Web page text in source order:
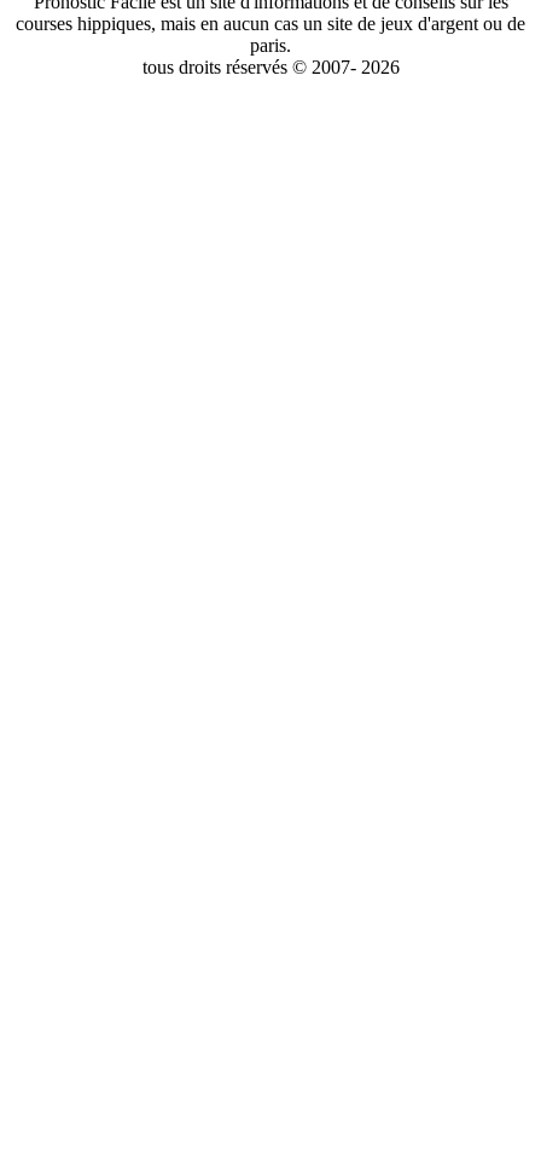
courses hippiques, mais en aucun cas un site de jeux d'argent ou de
paris.
tous droits réservés © 2007- 2026